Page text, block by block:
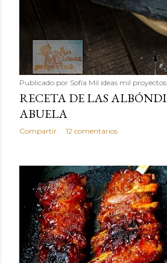
Publicado por Sofía Mil ideas mil proyectos
RECETA DE LAS
ABUELA
Compartir 12 comentarios